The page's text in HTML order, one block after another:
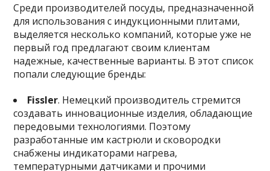
Среди производителей посуды, предназначенной
для использования с индукционными плитами,
выделяется несколько компаний, которые уже не
первый год предлагают своим клиентам
надежные, качественные варианты. В этот список
попали следующие бренды:
Fissler. Немецкий производитель стремится
создавать инновационные изделия, обладающие
передовыми технологиями. Поэтому
разработанные им кастрюли и сковородки
снабжены индикаторами нагрева,
температурными датчиками и прочими